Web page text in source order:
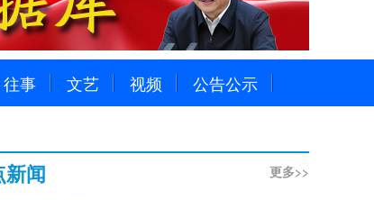
往事 文艺 视频 公告公示
新闻 更多>>